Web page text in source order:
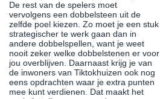
De rest van de spelers moet
vervolgens een dobbelsteen uit de
zelfde poel kiezen. Zo moet je een stuk
strategischer te werk gaan dan in
andere dobbelspellen, want je weet
nooit zeker welke dobbelstenen er voor
jou overblijven. Daarnaast krijg je van
de inwoners van Tiktokhuizen ook nog
eens opdrachten waar je extra punten
mee kunt verdienen. Dat maakt het